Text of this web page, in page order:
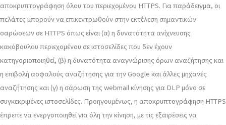
αποκρυπτογράφηση όλου του περιεχομένου HTTPS. Για παράδειγμα, οι
πελάτες μπορούν να επικεντρωθούν στην εκτέλεση σημαντικών
σαρώσεων σε HTTPS όπως είναι (α) η δυνατότητα ανίχνευσης
κακόβουλου περιεχομένου σε ιστοσελίδες που δεν έχουν
κατηγοριοποιηθεί, (β) η δυνατότητα αναγνώρισης όρων αναζήτησης και
η επιβολή ασφαλούς αναζήτησης για την Google και άλλες μηχανές
αναζήτησης και (γ) η σάρωση της webmail κίνησης για DLP μόνο σε
συγκεκριμένες ιστοσελίδες. Προηγουμένως, η αποκρυπτογράφηση HTTPS
έπρεπε να ενεργοποιηθεί για όλη την κίνηση, με τις εξαιρέσεις να